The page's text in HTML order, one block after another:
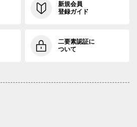
新規会員
登録ガイド
二要素認証に
ついて